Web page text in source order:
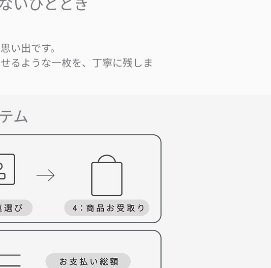
い出です。
るような一枚を、丁寧に残しま
ム